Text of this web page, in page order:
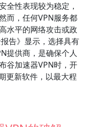
全性表现较为稳定，
而，任何VPN服务都
水平的网络攻击或政
告》显示，选择具有
提供商，是确保个人
谷加速器VPN时，开
更新软件，以最大程